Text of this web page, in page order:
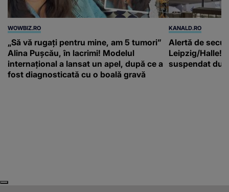
WOWBIZ.RO
„Să vă rugați pentru mine, am 5 tumori”
Alina Pușcău, în lacrimi! Modelul
internațional a lansat un apel, după ce a
fost diagnosticată cu o boală gravă
KANALD.RO
Alertă de
Leipzig/Halle!
suspendat